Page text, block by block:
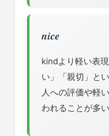
nice
kindより軽い表
い」「親切」と
人への評価や軽
われることが多い